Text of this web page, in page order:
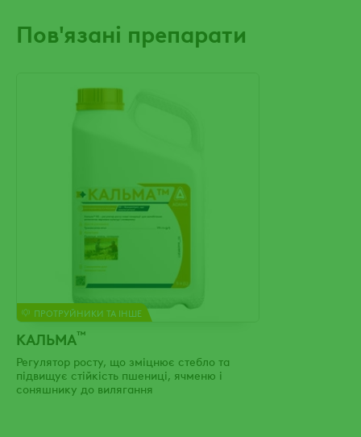
Пов'язані препарати
ПРОТРУЙНИКИ ТА ІНШЕ
КАЛЬМА™
Регулятор росту, що зміцнює стебло та
підвищує стійкість пшениці, ячменю і
соняшнику до вилягання